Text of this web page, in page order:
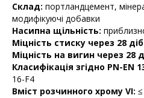
Склад: портландцемент,
модифікуючі добавки
Насипна щільність:
Міцність стиску через 28
Міцність на вигин через 28
Класифікація згідно PN-EN
16-F4
Вміст розчинного хрому VI: